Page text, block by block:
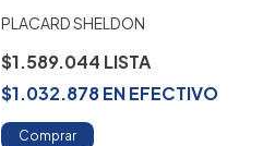
PLACARD SHELDON
$1.589.044
$1.032.878ENEFECTIVO
Comprar